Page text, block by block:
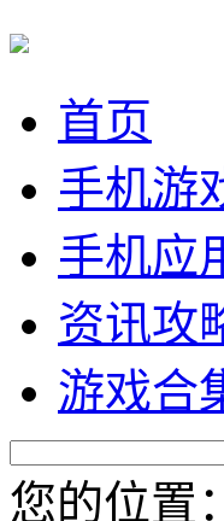
首页
手机游
手机应
资讯攻
游戏合
您的位置：